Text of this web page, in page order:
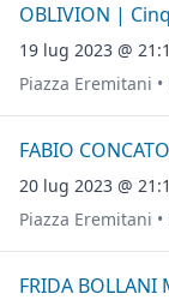
OBLIVION |
19 lug 2023 @
Piazza Eremitani •
FABIO
20 lug 2023 @
Piazza Eremitani •
FRIDA